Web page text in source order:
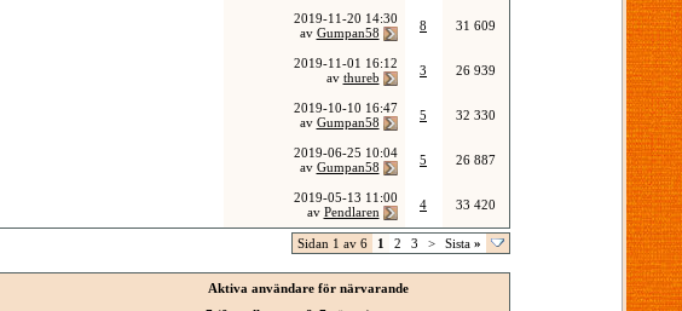
2019-11-20 14:30
av Gumpan58 8 31 609
2019-11-01 16:12
av thureb 3 26 939
2019-10-10 16:47
av Gumpan58 5 32 330
2019-06-25 10:04
av Gumpan58 5 26 887
2019-05-13 11:00
av Pendlaren 4 33 420
Sidan 1 av 6 1 2 3 > Sista »
Aktiva användare för närvarande